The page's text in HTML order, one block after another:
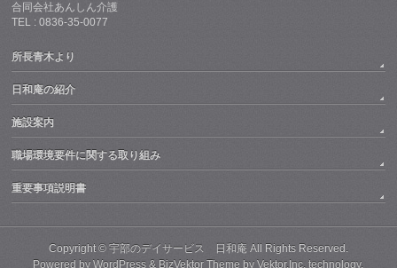
合同会社あんしん介護
TEL : 0836-35-0077
所長青木より
日和庵の紹介
施設案内
職場環境要件に関する取り組み
重要事項説明書
Copyright © 宇部のデイサービス 日和庵 All Rights Reserved.
Powered byWordPress & BizVektor Theme byVektor,Inc. technology.